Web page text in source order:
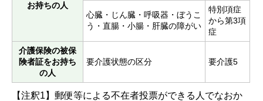
お持ちの人
心臓・じん臓・呼吸器・ぼうこ
う・直腸・小腸・肝臓の障がい
特別項症
から第3項
症
介護保険の被保
険者証をお持ち
の人
要介護状態の区分 要介護5
【注釈1】郵便等による不在者投票ができる人でなおか